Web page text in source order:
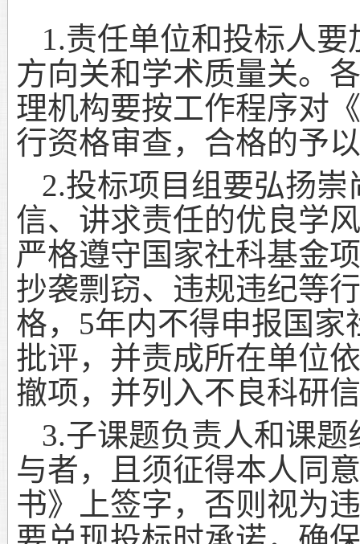
1.责任单位和投标人
方向关和学术质量关。
理机构要按工作程序对
行资格审查，合格的予
2.投标项目组要弘扬
信、讲求责任的优良学
严格遵守国家社科基金
抄袭剽窃、违规违纪等
格， 5年内不得申报国家
批评，并责成所在单位
撤项，并列入不良科研
3.子课题负责人和课
与者，且须征得本人同
书》上签字，否则视为